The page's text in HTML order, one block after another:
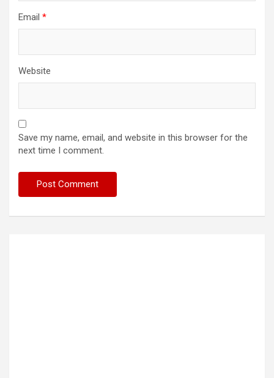
Email *
Website
Save my name, email, and website in this browser for the
next time I comment.